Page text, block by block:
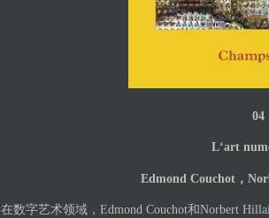
04
L‘art
Edmond Couchot，
在数字艺术领域，Edmond Couchot和Norbert